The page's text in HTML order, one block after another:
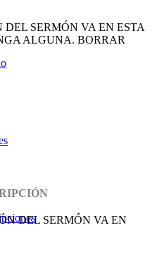
SERMÓN VA EN ESTA
ALGUNA. BORRAR
DEL SERMÓN VA EN